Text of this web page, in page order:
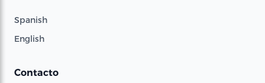
Spanish
English
Contacto